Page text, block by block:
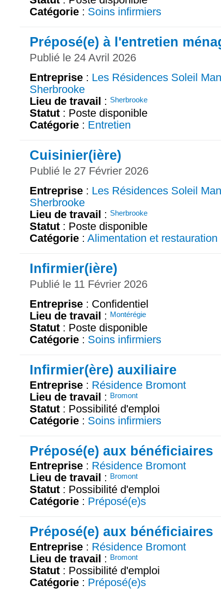
Catégorie : Soins infirmiers
Préposé(e) à l'entretien
Publié le 24 Avril 2026
Entreprise : Les Résidences Soleil
Sherbrooke
Lieu de travail : Sherbrooke
Statut : Poste disponible
Catégorie : Entretien
Cuisinier(ière)
Publié le 27 Février 2026
Entreprise : Les Résidences Soleil
Sherbrooke
Lieu de travail : Sherbrooke
Statut : Poste disponible
Catégorie : Alimentation et restauration
Infirmier(ière)
Publié le 11 Février 2026
Entreprise : Confidentiel
Lieu de travail : Montérégie
Statut : Poste disponible
Catégorie : Soins infirmiers
Infirmier(ère) auxiliaire
Entreprise : Résidence Bromont
Lieu de travail : Bromont
Statut : Possibilité d'emploi
Catégorie : Soins infirmiers
Préposé(e) aux bénéficiaires
Entreprise : Résidence Bromont
Lieu de travail : Bromont
Statut : Possibilité d'emploi
Catégorie : Préposé(e)s
Préposé(e) aux bénéficiaires
Entreprise : Résidence Bromont
Lieu de travail : Bromont
Statut : Possibilité d'emploi
Catégorie : Préposé(e)s